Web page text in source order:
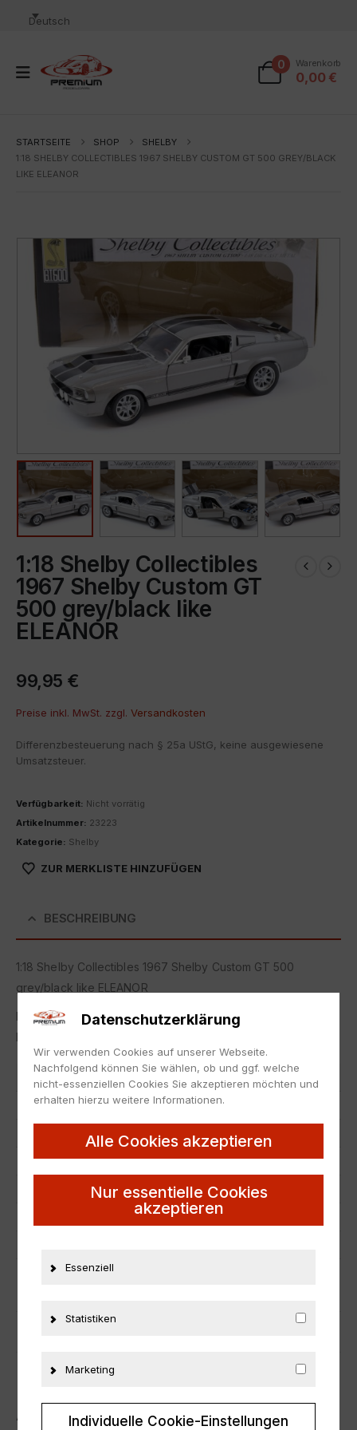
Deutsch
0 Warenkorb
0,00 €
STARTSEITE SHOP
SHELBY
1:18 SHELBY COLLECTIBLES 1967 SHELBY CUSTOM GT 500 GREY/BLACK
LIKE ELEANOR
1:18 Shelby Collectibles
1967 Shelby Custom GT
500 grey/black like
ELEANOR
99,95 €
Preise inkl. MwSt. zzgl. Versandkosten
Differenzbesteuerung nach § 25a UStG, keine ausgewiesene
Umsatzsteuer.
Verfügbarkeit: Nicht vorrätig
Artikelnummer: 23223
Kategorie: Shelby
ZUR MERKLISTE HINZUFÜGEN
BESCHREIBUNG
1:18 Shelby Collectibles 1967 Shelby Custom GT 500
grey/black like ELEANOR
Neu in Originalverpackung.
NEW with box.
Artikelnummer 23223
EAN 853368001604
Shelby Collectibles
Maßstab 1:18
Neu
191090709E
ÄHNLICHE PRODUKTE
Datenschutzerklärung
Wir verwenden Cookies auf unserer Webseite.
Nachfolgend können Sie wählen, ob und ggf. welche
nicht-essenziellen Cookies Sie akzeptieren möchten und
erhalten hierzu weitere Informationen.
Alle Cookies akzeptieren
Nur essentielle Cookies
akzeptieren
Essenziell
Statistiken
Marketing
Individuelle Cookie-Einstellungen